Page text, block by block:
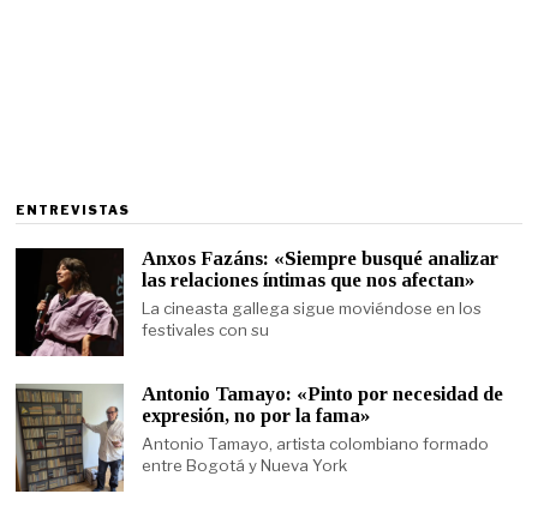
ENTREVISTAS
Anxos Fazáns: «Siempre busqué analizar
las relaciones íntimas que nos afectan»
La cineasta gallega sigue moviéndose en los
festivales con su
Antonio Tamayo: «Pinto por necesidad de
expresión, no por la fama»
Antonio Tamayo, artista colombiano formado
entre Bogotá y Nueva York